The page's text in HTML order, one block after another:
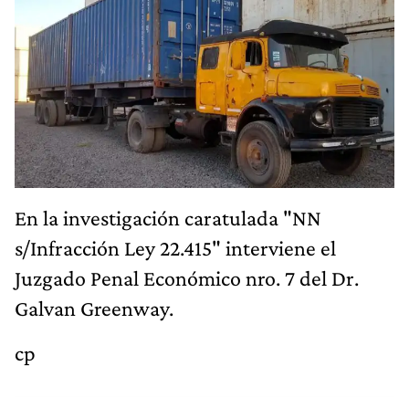
En la investigación caratulada "NN
s/Infracción Ley 22.415" interviene el
Juzgado Penal Económico nro. 7 del Dr.
Galvan Greenway.
cp